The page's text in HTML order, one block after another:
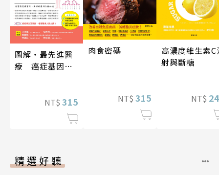
圖解‧最先進醫
療 癌症基因療
NT$ 315
肉食密碼
NT$ 315
高濃度維生素C
射與斷糖
NT$
精選好聽